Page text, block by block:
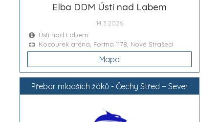
Elba DDM Ústí nad Labem
14.3.2026
Ústí nad Labem
Kocourek aréna, Fortna 1178, Nové Strašecí
Mapa
Přebor mladších žáků - Čechy Střed + Sever